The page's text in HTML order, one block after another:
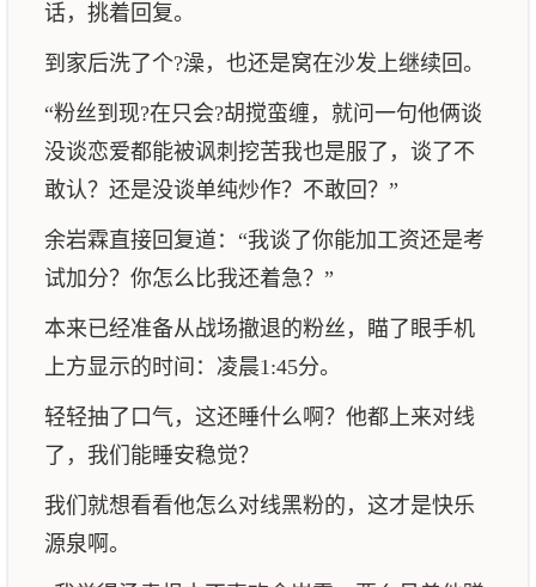
话，挑着回复。
到家后洗了个?澡，也还是窝在沙发上继续回。
“粉丝到现?在只会?胡搅蛮缠，就问一句他俩谈
没谈恋爱都能被讽刺挖苦我也是服了，谈了不
敢认？还是没谈单纯炒作？不敢回？”
余岩霖直接回复道：“我谈了你能加工资还是考
试加分？你怎么比我还着急？”
本来已经准备从战场撤退的粉丝，瞄了眼手机
上方显示的时间：凌晨1:45分。
轻轻抽了口气，这还睡什么啊？他都上来对线
了，我们能睡安稳觉？
我们就想看看他怎么对线黑粉的，这才是快乐
源泉啊。